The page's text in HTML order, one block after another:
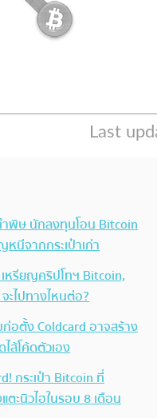
ำพิษ นักลงทุนโอน Bitcoin
นีจากกระเป๋าเก่า
หรียญคริปโทฯ Bitcoin,
ะไปทางไหนต่อ?
อตั้ง Coldcard อาจสร้าง
ส้โค้ดตัวเอง
กระเป๋า Bitcoin ที่
ตะนิวไฮในรอบ 8 เดือน